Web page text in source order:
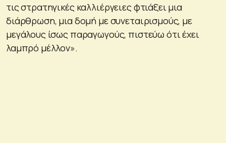
τις στρατηγικές καλλιέργειες φτιάξει μια
διάρθρωση, μια δομή με συνεταιρισμούς, με
μεγάλους ίσως παραγωγούς, πιστεύω ότι έχει
λαμπρό μέλλον».